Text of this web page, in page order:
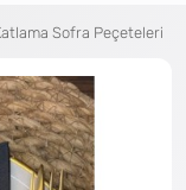
Sofra Peçeteleri